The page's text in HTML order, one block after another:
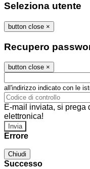
Seleziona utente
button close ×
Recupero
button close ×
all'indirizzo indicato con le
E-mail inviata, si prega
elettronica!
Errore
Chiudi
Successo